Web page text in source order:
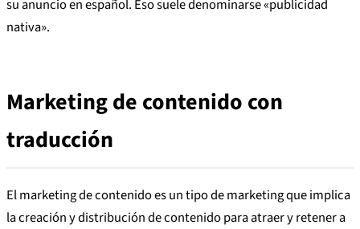
su anuncio en español. Eso suele denominarse «publicidad
nativa».
Marketing de contenido con
traducción
El marketing de contenido es un tipo de marketing que implica
la creación y distribución de contenido para atraer y retener a